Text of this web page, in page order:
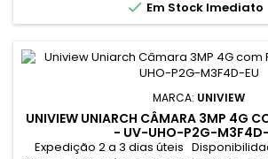
 Em Stock Imediato
MARCA: UNIVIEW
UNIVIEW UNIARCH CÂMARA 3MP 4G
- UV-UHO-P2G-M3F4D-
Expedição 2 a 3 dias úteis